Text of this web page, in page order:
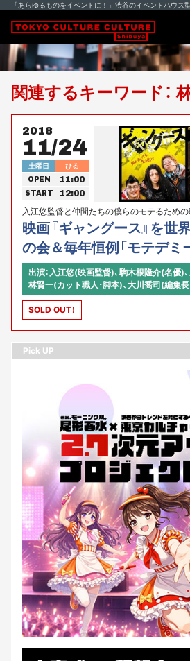
「あらゆるものをイベントに！」渋谷のイベントハウス
関連するキーワード：
2018
11/24
土曜日 ひる
OPEN 11:00
START 12:00
入江悠監督と仲間たちの僕らのモテるための
映画『ギャングース』を世
の会＆毎年恒例「モテデミ
出演：入江悠(映画監督)、駒木根隆介(名優)
林賢一(カット職人･脚本)、大川喬司(編集長)
SOLD OUT！
Pick UP